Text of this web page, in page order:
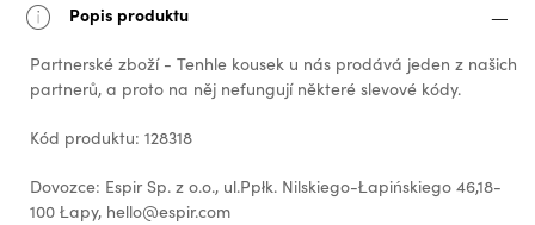
Popis produktu
Partnerské zboží - Tenhle kousek u nás prodává jeden z našich
partnerů, a proto na něj nefungují některé slevové kódy.
Kód produktu: 128318
Dovozce: Espir Sp. z o.o., ul.Ppłk. Nilskiego-Łapińskiego 46,18-
100 Łapy, hello@espir.com